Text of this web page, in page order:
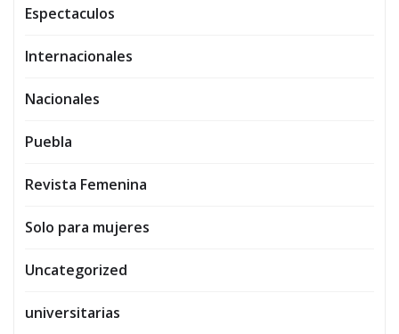
Espectaculos
Internacionales
Nacionales
Puebla
Revista Femenina
Solo para mujeres
Uncategorized
universitarias